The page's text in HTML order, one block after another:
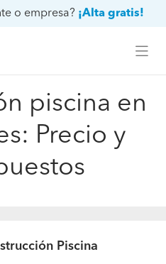
o empresa? ¡Alta gratis!
piscina en
Precio y
Piscina